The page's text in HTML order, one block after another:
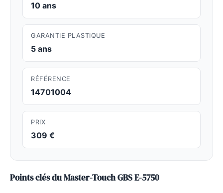
10 ans
GARANTIE PLASTIQUE
5 ans
RÉFÉRENCE
14701004
PRIX
309 €
Points clés du Master-Touch GBS E-5750